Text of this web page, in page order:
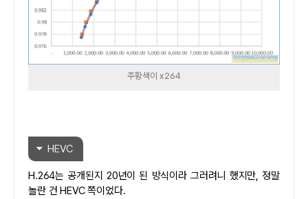
주황색이 x264
HEVC
H.264는 공개된지 20년이 된 방식이라 그러려니 했지만, 정말
놀란 건 HEVC 쪽이었다.